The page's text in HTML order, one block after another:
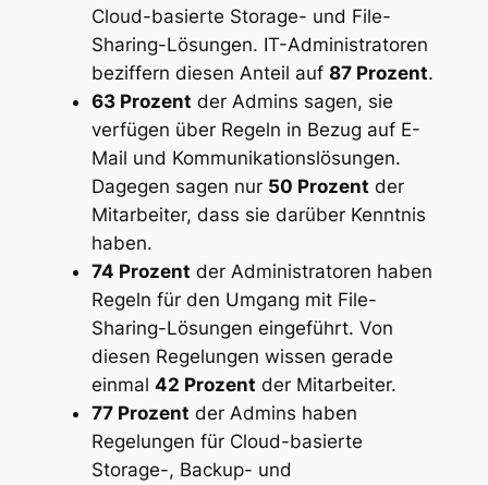
Cloud-basierte Storage- und File-
Sharing-Lösungen. IT-Administratoren
beziffern diesen Anteil auf 87 Prozent.
63 Prozent der Admins sagen, sie
verfügen über Regeln in Bezug auf E-
Mail und Kommunikationslösungen.
Dagegen sagen nur 50 Prozent der
Mitarbeiter, dass sie darüber Kenntnis
haben.
74 Prozent der Administratoren haben
Regeln für den Umgang mit File-
Sharing-Lösungen eingeführt. Von
diesen Regelungen wissen gerade
einmal 42 Prozent der Mitarbeiter.
77 Prozent der Admins haben
Regelungen für Cloud-basierte
Storage-, Backup- und